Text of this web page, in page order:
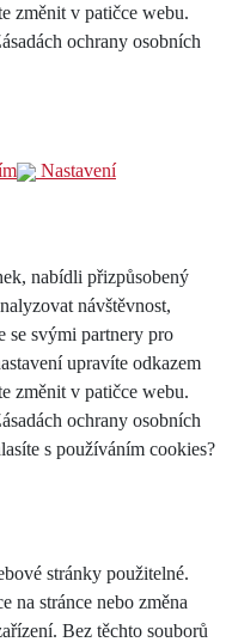
změnit v patičce webu.
ochrany osobních
Nastavení
nabídli přizpůsobený
návštěvnost,
se svými partnery pro
upravíte odkazem
změnit v patičce webu.
ochrany osobních
s používáním cookies?
stránky použitelné.
na stránce nebo změna
Bez těchto souborů